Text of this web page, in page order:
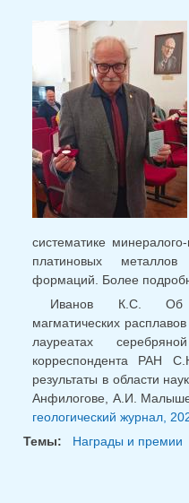
систематике
платиновых
формаций. Более
Иванов К.С. Об
магматических
лауреатах
корреспондента РАН
результаты в области
Анфилогове, А.И.
геологический журнал,
Темы:
Награды и премии